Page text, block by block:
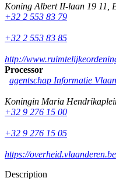
Koning Albert II-laan 19 11
+32 2 553 83 79
+32 2 553 83 85
http://
Processor
agentschap Informatie
Koningin Maria
+32 9 276 15 00
+32 9 276 15 05
https://
Description